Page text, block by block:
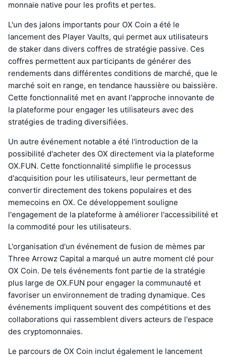
monnaie native pour les profits et pertes.
L'un des jalons importants pour OX Coin a été le
lancement des Player Vaults, qui permet aux utilisateurs
de staker dans divers coffres de stratégie passive. Ces
coffres permettent aux participants de générer des
rendements dans différentes conditions de marché, que le
marché soit en range, en tendance haussière ou baissière.
Cette fonctionnalité met en avant l'approche innovante de
la plateforme pour engager les utilisateurs avec des
stratégies de trading diversifiées.
Un autre événement notable a été l'introduction de la
possibilité d'acheter des OX directement via la plateforme
OX.FUN. Cette fonctionnalité simplifie le processus
d'acquisition pour les utilisateurs, leur permettant de
convertir directement des tokens populaires et des
memecoins en OX. Ce développement souligne
l'engagement de la plateforme à améliorer l'accessibilité et
la commodité pour les utilisateurs.
L'organisation d'un événement de fusion de mèmes par
Three Arrowz Capital a marqué un autre moment clé pour
OX Coin. De tels événements font partie de la stratégie
plus large de OX.FUN pour engager la communauté et
favoriser un environnement de trading dynamique. Ces
événements impliquent souvent des compétitions et des
collaborations qui rassemblent divers acteurs de l'espace
des cryptomonnaies.
Le parcours de OX Coin inclut également le lancement